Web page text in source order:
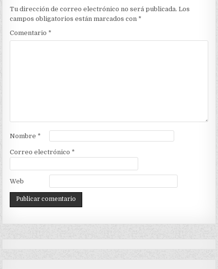
Tu dirección de correo electrónico no será publicada. Los
campos obligatorios están marcados con *
Comentario *
Nombre *
Correo electrónico *
Web